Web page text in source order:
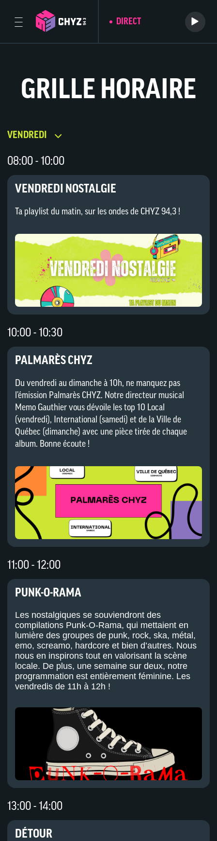
DIRECT
GRILLE HORAIRE
VENDREDI
08:00 - 10:00
VENDREDI NOSTALGIE
Ta playlist du matin, sur les ondes de CHYZ 94,3 !
10:00 - 10:30
PALMARÈS CHYZ
Du vendredi au dimanche à 10h, ne manquez pas
l’émission Palmarès CHYZ. Notre directeur musical
Memo Gauthier vous dévoile les top 10 Local
(vendredi), International (samedi) et de la Ville de
Québec (dimanche) avec une pièce tirée de chaque
album. Bonne écoute !
11:00 - 12:00
PUNK-O-RAMA
Les nostalgiques se souviendront des
compilations Punk-O-Rama, qui mettaient en
lumière des groupes de punk, rock, ska, métal,
emo, screamo, hardcore et bien d’autres. Nous
nous en inspirons tout en valorisant la scène
locale. De plus, une semaine sur deux, notre
programmation est entièrement féminine. Les
vendredis de 11h à 12h !
13:00 - 14:00
DÉTOUR